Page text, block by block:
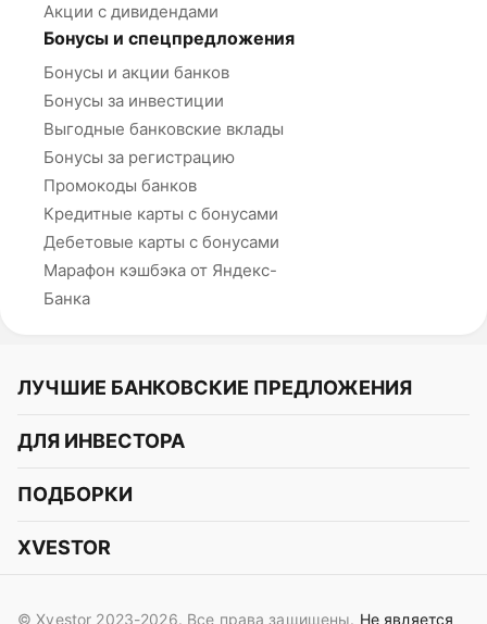
Акции с дивидендами
Бонусы и спецпредложения
Бонусы и акции банков
Бонусы за инвестиции
Выгодные банковские вклады
Бонусы за регистрацию
Промокоды банков
Кредитные карты с бонусами
Дебетовые карты с бонусами
Марафон кэшбэка от Яндекс-
Банка
ЛУЧШИЕ БАНКОВСКИЕ ПРЕДЛОЖЕНИЯ
Альфа-Банк
СБЕР
Газпромбанк
OZON Банк
ДЛЯ ИНВЕСТОРА
Курс акций
Курс облигаций
ПОДБОРКИ
Подборки акций
Подборки облигаций
XVESTOR
© Xvestor 2023-2026. Все права защищены. Не является